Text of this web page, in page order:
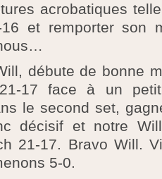
acrobatiques
16 et remporter son
débute de bonne
17 face à un
le second set,
décisif et notre
21-17. Bravo Will.
5-0.